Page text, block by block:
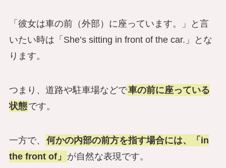
「彼女は車の前（外部）に座っています。」と言
いたい時は「She’s sitting in front of the car.」とな
ります。
つまり、道路や駐車場などで車の前に座っている
状態です。
一方で、
何かの内部の前方を指す場合には、「in
the front of」
が自然な表現です。